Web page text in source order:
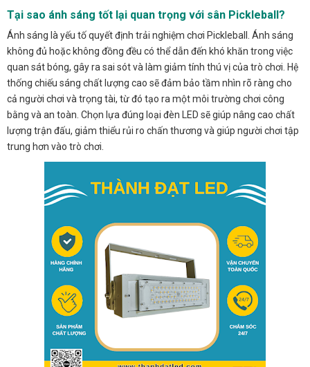
Tại sao ánh sáng tốt lại quan trọng với sân Pickleball?
Ánh sáng là yếu tố quyết định trải nghiệm chơi Pickleball. Ánh sáng
không đủ hoặc không đồng đều có thể dẫn đến khó khăn trong việc
quan sát bóng, gây ra sai sót và làm giảm tính thú vị của trò chơi. Hệ
thống chiếu sáng chất lượng cao sẽ đảm bảo tầm nhìn rõ ràng cho
cả người chơi và trọng tài, từ đó tạo ra một môi trường chơi công
bằng và an toàn. Chọn lựa đúng loại đèn LED sẽ giúp nâng cao chất
lượng trận đấu, giảm thiểu rủi ro chấn thương và giúp người chơi tập
trung hơn vào trò chơi.